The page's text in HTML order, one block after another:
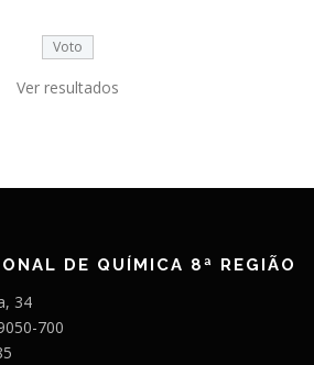
Ver resultados
DE QUÍMICA 8ª REGIÃO
34
700